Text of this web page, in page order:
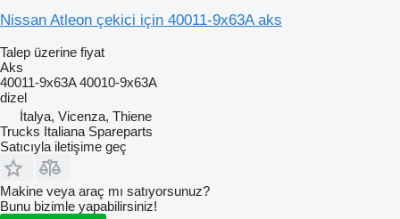
Nissan Atleon çekici için 40011-9x63A aks
Talep üzerine fiyat
Aks
40011-9x63A 40010-9x63A
dizel
İtalya, Vicenza, Thiene
Trucks Italiana Spareparts
Satıcıyla iletişime geç
Makine veya araç mı satıyorsunuz?
Bunu bizimle yapabilirsiniz!